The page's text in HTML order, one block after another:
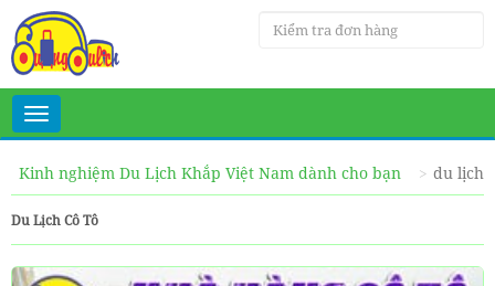
Toggle
navigation
Kinh nghiệm Du Lịch Khắp Việt Nam dành cho bạn
du lịch
Du Lịch Cô Tô